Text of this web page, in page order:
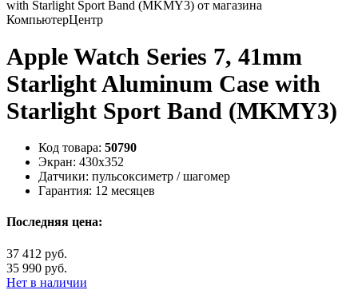
Apple Watch Series 7, 41mm
Starlight Aluminum Case with
Starlight Sport Band (MKMY3)
Код товара: 50790
Экран: 430x352
Датчики: пульсоксиметр / шагомер
Гарантия: 12 месяцев
Последняя цена:
37 412 руб.
35 990 руб.
Нет в наличии